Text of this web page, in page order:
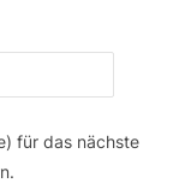
für das nächste